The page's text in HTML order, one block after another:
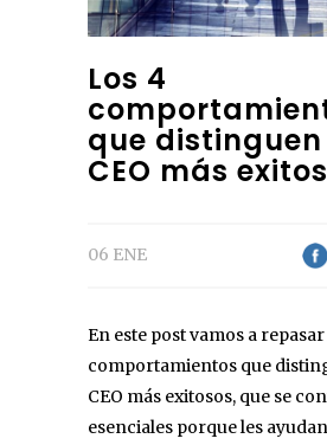
Los 4
que
CEO más
06 ENE
En este post vamos a
comportamientos que
CEO más exitosos, que se
esenciales porque les